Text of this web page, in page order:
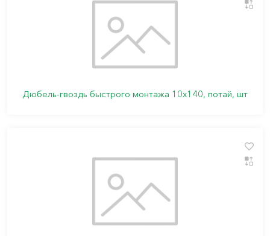
Дюбель-гвоздь быстрого монтажа 10х140, потай, шт